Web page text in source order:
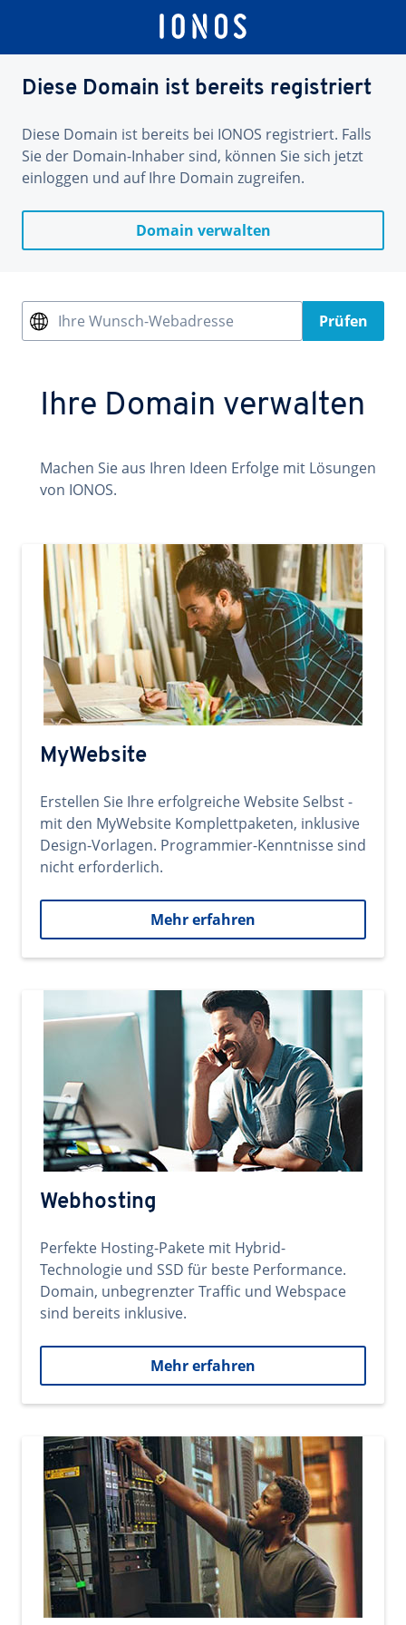
Diese Domain ist bereits registriert
Diese Domain ist bereits bei IONOS registriert. Falls
Sie der Domain-Inhaber sind, können Sie sich jetzt
einloggen und auf Ihre Domain zugreifen.
Domain verwalten
Ihre Wunsch-Webadresse Prüfen
Ihre Domain verwalten
Machen Sie aus Ihren Ideen Erfolge mit Lösungen
von IONOS.
MyWebsite
Erstellen Sie Ihre erfolgreiche Website Selbst -
mit den MyWebsite Komplettpaketen, inklusive
Design-Vorlagen. Programmier-Kenntnisse sind
nicht erforderlich.
Mehr erfahren
Webhosting
Perfekte Hosting-Pakete mit Hybrid-
Technologie und SSD für beste Performance.
Domain, unbegrenzter Traffic und Webspace
sind bereits inklusive.
Mehr erfahren